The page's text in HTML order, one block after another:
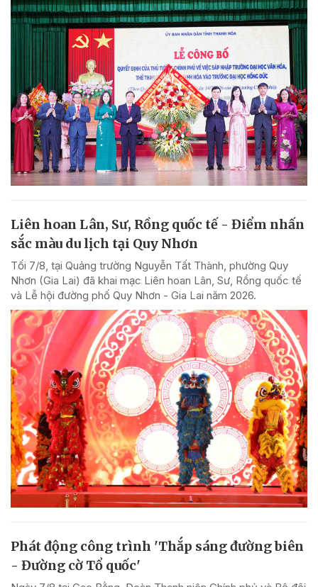
Liên hoan Lân, Sư, Rồng quốc tế - Điểm nhấn
sắc màu du lịch tại Quy Nhơn
Tối 7/8, tại Quảng trường Nguyễn Tất Thành, phường Quy
Nhơn (Gia Lai) đã khai mạc Liên hoan Lân, Sư, Rồng quốc tế
và Lễ hội đường phố Quy Nhơn - Gia Lai năm 2026.
Phát động công trình 'Thắp sáng đường biên
- Đường cờ Tổ quốc'